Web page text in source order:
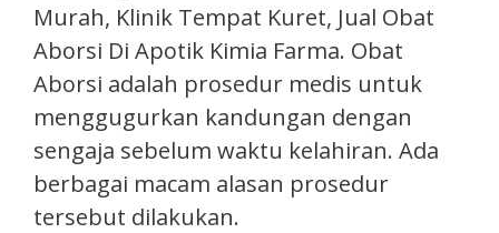
Murah, Klinik Tempat Kuret, Jual Obat
Aborsi Di Apotik Kimia Farma.​ Obat
Aborsi adalah prosedur medis untuk
menggugurkan kandungan dengan
sengaja sebelum waktu kelahiran. Ada
berbagai macam alasan prosedur
tersebut dilakukan.